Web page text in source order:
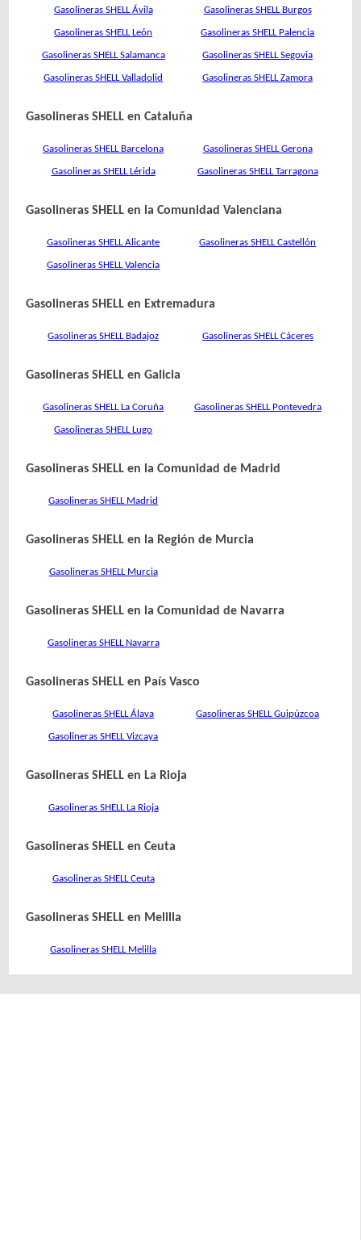
Gasolineras SHELL Ávila Gasolineras SHELL Burgos
Gasolineras SHELL León Gasolineras SHELL Palencia
Gasolineras SHELL Salamanca Gasolineras SHELL Segovia
Gasolineras SHELL Valladolid Gasolineras SHELL Zamora
Gasolineras SHELL en Cataluña
Gasolineras SHELL Barcelona Gasolineras SHELL Gerona
Gasolineras SHELL Lérida Gasolineras SHELL Tarragona
Gasolineras SHELL en la Comunidad Valenciana
Gasolineras SHELL Alicante Gasolineras SHELL Castellón
Gasolineras SHELL Valencia
Gasolineras SHELL en Extremadura
Gasolineras SHELL Badajoz Gasolineras SHELL Cáceres
Gasolineras SHELL en Galicia
Gasolineras SHELL La Coruña Gasolineras SHELL Pontevedra
Gasolineras SHELL Lugo
Gasolineras SHELL en la Comunidad de Madrid
Gasolineras SHELL Madrid
Gasolineras SHELL en la Región de Murcia
Gasolineras SHELL Murcia
Gasolineras SHELL en la Comunidad de Navarra
Gasolineras SHELL Navarra
Gasolineras SHELL en País Vasco
Gasolineras SHELL Álava Gasolineras SHELL Guipúzcoa
Gasolineras SHELL Vizcaya
Gasolineras SHELL en La Rioja
Gasolineras SHELL La Rioja
Gasolineras SHELL en Ceuta
Gasolineras SHELL Ceuta
Gasolineras SHELL en Melilla
Gasolineras SHELL Melilla